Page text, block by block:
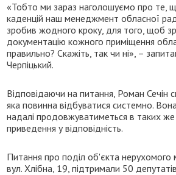
«Тобто ми зараз наголошуємо про те,
каденцій наш менеджмент обласної
зробив жодного кроку, для того, щоб
документацію кожного приміщення
правильно? Скажіть, так чи ні», –
Черпіцький.
Відповідаючи на питання, Роман Сечін
яка повинна відбуватися системно.
надалі продовжуватиметься в таких
приведення у відповідність.
Питання про поділ об'єкта
вул. Хлібна, 19, підтримали 50